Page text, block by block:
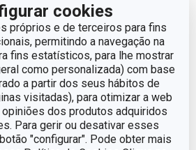
cookies
próprios e de terceiros para fins
permitindo a navegação na
fins estatísticos, para lhe mostrar
como personalizada) com base
a partir dos seus hábitos de
visitadas), para otimizar a web
dos produtos adquiridos
Para gerir ou desativar esses
"configurar". Pode obter mais
Faqueiro
CLASSIC
aço inoxidável